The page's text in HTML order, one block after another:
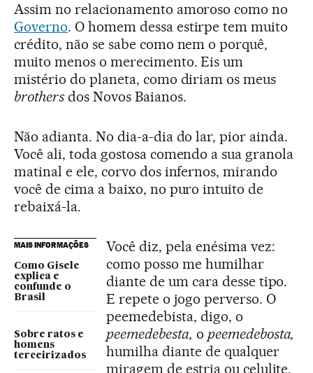
Assim no relacionamento amoroso como no
Governo. O homem dessa estirpe tem muito
crédito, não se sabe como nem o porquê,
muito menos o merecimento. Eis um
mistério do planeta, como diriam os meus
brothersdos Novos Baianos.
Não adianta. No dia-a-dia do lar, pior ainda.
Você ali, toda gostosa comendo a sua granola
matinal e ele, corvo dos infernos, mirando
você de cima a baixo, no puro intuito de
rebaixá-la.
MAIS INFORMAÇÕES
Como Gisele
explica e
confunde o
Brasil
Sobre ratos e
homens
terceirizados
Você diz, pela enésima vez:
como posso me humilhar
diante de um cara desse tipo.
E repete o jogo perverso. O
peemedebista, digo, o
peemedebesta, o peemedebosta,
humilha diante de qualquer
miragem de estria ou celulite.